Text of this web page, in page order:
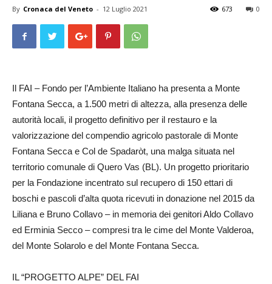
By Cronaca del Veneto - 12 Luglio 2021 0
673
Il FAI – Fondo per l’Ambiente Italiano ha presenta a Monte
Fontana Secca, a 1.500 metri di altezza, alla presenza delle
autorità locali, il progetto definitivo per il restauro e la
valorizzazione del compendio agricolo pastorale di Monte
Fontana Secca e Col de Spadaròt, una malga situata nel
territorio comunale di Quero Vas (BL). Un progetto prioritario
per la Fondazione incentrato sul recupero di 150 ettari di
boschi e pascoli d’alta quota ricevuti in donazione nel 2015 da
Liliana e Bruno Collavo – in memoria dei genitori Aldo Collavo
ed Erminia Secco – compresi tra le cime del Monte Valderoa,
del Monte Solarolo e del Monte Fontana Secca.
IL “PROGETTO ALPE” DEL FAI